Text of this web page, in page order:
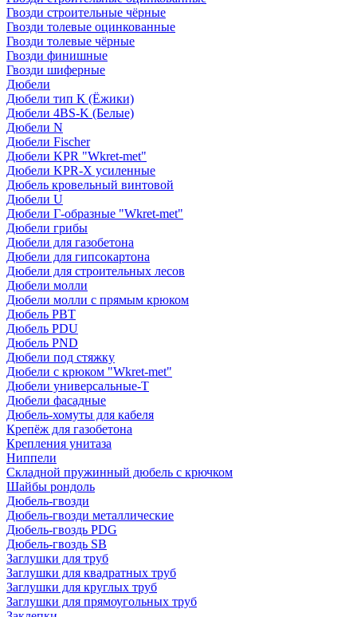
Гвозди строительные чёрные
Гвозди толевые оцинкованные
Гвозди толевые чёрные
Гвозди финишные
Гвозди шиферные
Дюбели
Дюбели тип К (Ёжики)
Дюбели 4BS-K (Белые)
Дюбели N
Дюбели Fischer
Дюбели KPR "Wkret-met"
Дюбели KPR-Х усиленные
Дюбель кровельный винтовой
Дюбели U
Дюбели Г-образные "Wkret-met"
Дюбели грибы
Дюбели для газобетона
Дюбели для гипсокартона
Дюбели для строительных лесов
Дюбели молли
Дюбели молли с прямым крюком
Дюбель PBT
Дюбель PDU
Дюбель PND
Дюбели под стяжку
Дюбели с крюком "Wkret-met"
Дюбели универсальные-Т
Дюбели фасадные
Дюбель-хомуты для кабеля
Крепёж для газобетона
Крепления унитаза
Ниппели
Складной пружинный дюбель с крючком
Шайбы рондоль
Дюбель-гвозди
Дюбель-гвозди металлические
Дюбель-гвоздь PDG
Дюбель-гвоздь SB
Заглушки для труб
Заглушки для квадратных труб
Заглушки для круглых труб
Заглушки для прямоугольных труб